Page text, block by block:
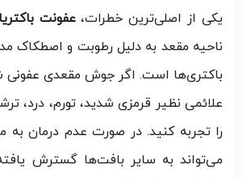
یکی از اصلی‌ترین خطرات،عفونت
ناحیه مقعد به دلیل رطوبت و اصطکاک
باکتری‌ها است. اگر جوش مقعدی
علائمی نظیر قرمزی شدید، تورم، درد،
را تجربه کنید. در صورت عدم درمان به
می‌تواند به سایر بافت‌ها گسترش